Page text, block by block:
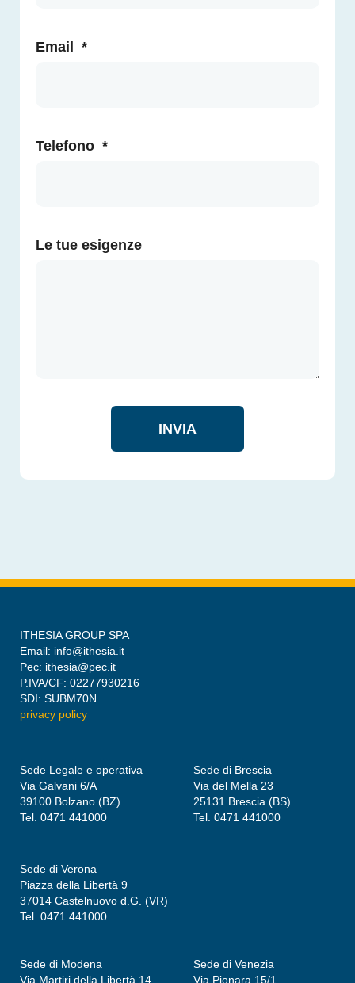
Email *
Telefono *
Le tue esigenze
INVIA
ITHESIA GROUP SPA
Email: info@ithesia.it
Pec: ithesia@pec.it
P.IVA/CF: 02277930216
SDI: SUBM70N
privacy policy
Sede Legale e operativa
Via Galvani 6/A
39100 Bolzano (BZ)
Tel. 0471 441000
Sede di Brescia
Via del Mella 23
25131 Brescia (BS)
Tel. 0471 441000
Sede di Verona
Piazza della Libertà 9
37014 Castelnuovo d.G. (VR)
Tel. 0471 441000
Sede di Modena
Via Martiri della Libertà 14
Sede di Venezia
Via Pionara 15/1